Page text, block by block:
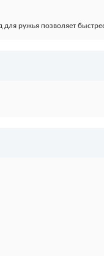
ружья позволяет